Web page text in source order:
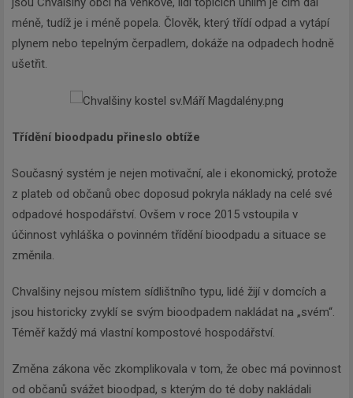
méně, tudíž je i méně popela. Člověk, který třídí odpad a vytápí
plynem nebo tepelným čerpadlem, dokáže na odpadech hodně
ušetřit.
Třídění bioodpadu přineslo obtíže
Současný systém je nejen motivační, ale i ekonomický, protože
z plateb od občanů obec doposud pokryla náklady na celé své
odpadové hospodářství. Ovšem v roce 2015 vstoupila v
účinnost vyhláška o povinném třídění bioodpadu a situace se
změnila.
Chvalšiny nejsou místem sídlištního typu, lidé žijí v domcích a
jsou historicky zvyklí se svým bioodpadem nakládat na „svém“.
Téměř každý má vlastní kompostové hospodářství.
Změna zákona věc zkomplikovala v tom, že obec má povinnost
od občanů svážet bioodpad, s kterým do té doby nakládali